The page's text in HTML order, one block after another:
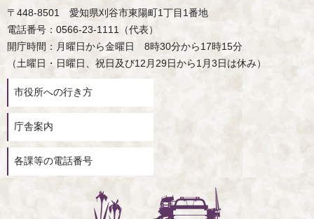
〒448-8501 愛知県刈谷市東陽町1丁目1番地
電話番号：0566-23-1111（代表）
開庁時間：月曜日から金曜日 8時30分から17時15分
（土曜日・日曜日、祝日及び12月29日から1月3日は休み）
市役所への行き方
庁舎案内
各課等の電話番号